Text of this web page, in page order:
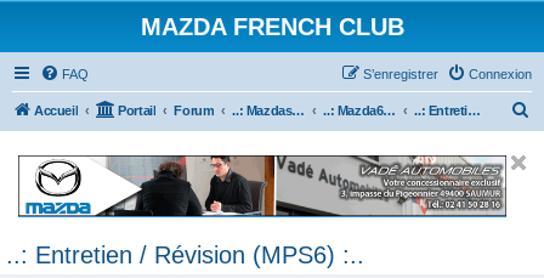
MAZDA FRENCH CLUB
FAQ Connexion
S’enregistrer
Accueil Portail Forum ..: Mazdaspeed & MPS :.. ..: Mazda6 MPS & Mazdaspeed 6 :.. ..: Entretien / Révision (MPS6) :..
..: Entretien / Révision (MPS6) :..